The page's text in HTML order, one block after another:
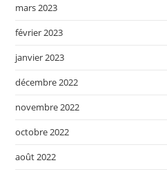
mars 2023
février 2023
janvier 2023
décembre 2022
novembre 2022
octobre 2022
août 2022